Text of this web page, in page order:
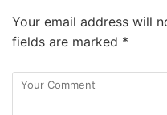
Your email address will
fields are marked *